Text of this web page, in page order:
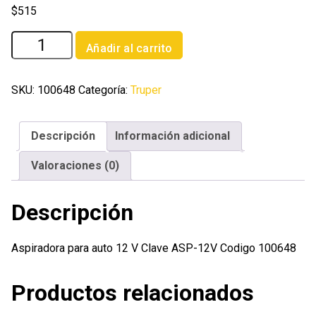
$515
Aspiradora
para
12
cantidad
Añadir al carrito
SKU: 100648 Categoría: Truper
Descripción Información adicional
Valoraciones (0)
Descripción
Aspiradora para auto 12 V Clave ASP-12V Codigo 100648
Productos relacionados